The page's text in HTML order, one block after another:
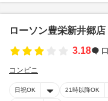
ローソン豊栄新井郷店
3.18
コンビニ
日祝OK 21時以降OK